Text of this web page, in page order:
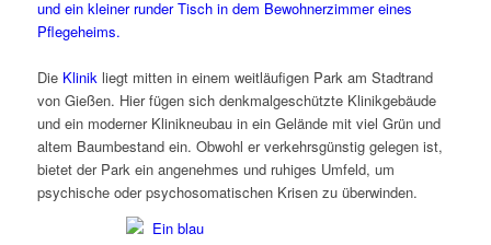
Die Klinikliegt mitten in einem weitläufigen Park am Stadtrand
von Gießen. Hier fügen sich denkmalgeschützte Klinikgebäude
und ein moderner Klinikneubau in ein Gelände mit viel Grün und
altem Baumbestand ein. Obwohl er verkehrsgünstig gelegen ist,
bietet der Park ein angenehmes und ruhiges Umfeld, um
psychische oder psychosomatischen Krisen zu überwinden.